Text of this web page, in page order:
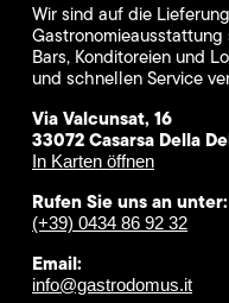
Wir sind auf die
Bars, Konditoreien und
und schnellen Service
Via Valcunsat, 16
33072 Casarsa Della
In Karten öffnen
Rufen Sie uns an unter:
(+39) 0434 86 92 32
Email:
info@gastrodomus.it